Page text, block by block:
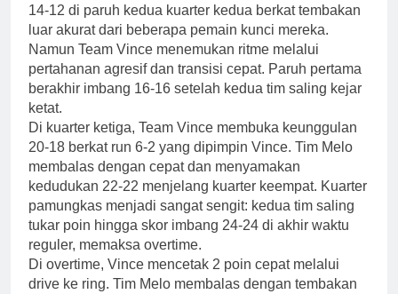
14-12 di paruh kedua kuarter kedua berkat tembakan
luar akurat dari beberapa pemain kunci mereka.
Namun Team Vince menemukan ritme melalui
pertahanan agresif dan transisi cepat. Paruh pertama
berakhir imbang 16-16 setelah kedua tim saling kejar
ketat.
Di kuarter ketiga, Team Vince membuka keunggulan
20-18 berkat run 6-2 yang dipimpin Vince. Tim Melo
membalas dengan cepat dan menyamakan
kedudukan 22-22 menjelang kuarter keempat. Kuarter
pamungkas menjadi sangat sengit: kedua tim saling
tukar poin hingga skor imbang 24-24 di akhir waktu
reguler, memaksa overtime.
Di overtime, Vince mencetak 2 poin cepat melalui
drive ke ring. Tim Melo membalas dengan tembakan